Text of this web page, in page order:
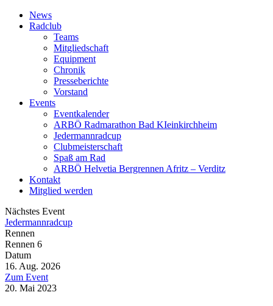
News
Radclub
Teams
Mitgliedschaft
Equipment
Chronik
Presseberichte
Vorstand
Events
Eventkalender
ARBÖ Radmarathon Bad KIeinkirchheim
Jedermannradcup
Clubmeisterschaft
Spaß am Rad
ARBÖ Helvetia Bergrennen Afritz – Verditz
Kontakt
Mitglied werden
Nächstes Event
Jedermannradcup
Rennen
Rennen 6
Datum
16. Aug. 2026
Zum Event
20. Mai 2023